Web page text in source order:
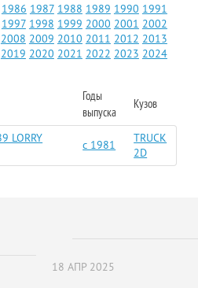
1986 1987 1988 1989 1990 1991
1997 1998 1999 2000 2001 2002
2008 2009 2010 2011 2012 2013
2019 2020 2021 2022 2023 2024
Годы
выпуска
Кузов
LORRY
c 1981
TRUCK
2D
18 АПР 2025